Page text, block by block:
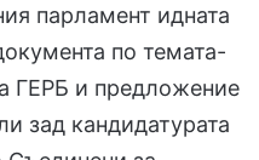
парламент идната
по темата-
ГЕРБ и предложение
зад кандидатурата